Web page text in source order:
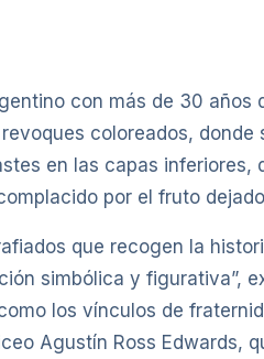
con más de 30
coloreados,
en las capas
por el fruto
que recogen la
simbólica y figurativa”,
los vínculos de
Agustín Ross Edwards,